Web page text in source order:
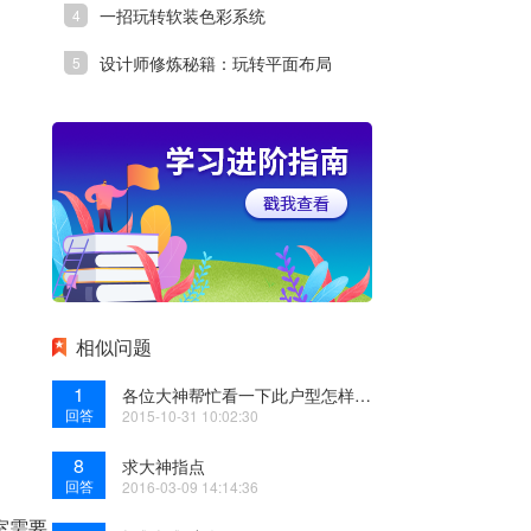
一招玩转软装色彩系统
设计师修炼秘籍：玩转平面布局
相似问题
1
回答
各位大神帮忙看一下此户型怎样布局比较合理
2015-10-31 10:02:30
8
回答
求大神指点
2016-03-09 14:14:36